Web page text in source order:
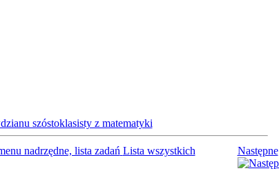
Lista wszystkich
Następne